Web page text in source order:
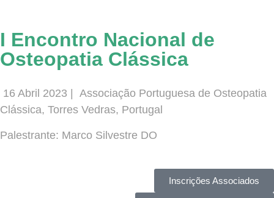
I Encontro Nacional de
Osteopatia Clássica
16 Abril 2023 |
Associação Portuguesa de Osteopatia
Clássica, Torres Vedras, Portugal
Palestrante: Marco Silvestre DO
Inscrições Associados